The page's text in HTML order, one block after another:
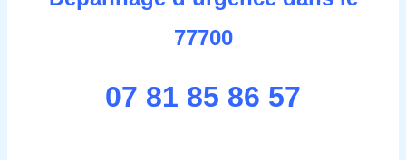
77700
07 81 85 86 57